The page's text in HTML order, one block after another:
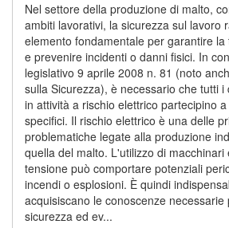
Nel settore della produzione di malto,
ambiti lavorativi, la sicurezza sul lavoro
elemento fondamentale per garantire
e prevenire incidenti o danni fisici. In
legislativo 9 aprile 2008 n. 81 (noto
sulla Sicurezza), è necessario che tutti
in attività a rischio elettrico partecipino
specifici. Il rischio elettrico è una delle
problematiche legate alla produzione
quella del malto. L'utilizzo di macchinari
tensione può comportare potenziali
incendi o esplosioni. È quindi
acquisiscano le conoscenze necessarie
sicurezza ed ev...